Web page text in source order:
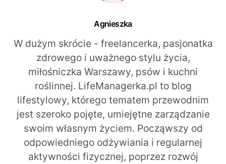
Agnieszka
W dużym skrócie - freelancerka, pasjonatka
zdrowego i uważnego stylu życia,
miłośniczka Warszawy, psów i kuchni
roślinnej. LifeManagerka.pl to blog
lifestylowy, którego tematem przewodnim
jest szeroko pojęte, umiejętne zarządzanie
swoim własnym życiem. Począwszy od
odpowiedniego odżywiania i regularnej
aktywności fizycznej, poprzez rozwój